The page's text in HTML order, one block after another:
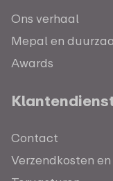
Ons verhaal
Mepal en
Awards
Contact
Verzendkosten